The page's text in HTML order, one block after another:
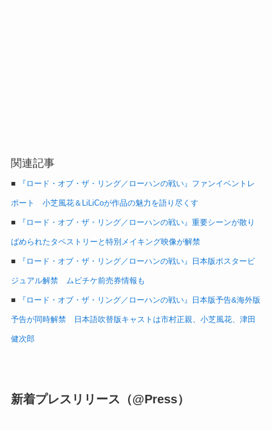
関連記事
■ 『ロード・オブ・ザ・リング／ローハンの戦い』ファンイベントレ
ポート 小芝風花＆LiLiCoが作品の魅力を語り尽くす
■ 『ロード・オブ・ザ・リング／ローハンの戦い』重要シーンが散り
ばめられたタペストリーと特別メイキング映像が解禁
■ 『ロード・オブ・ザ・リング／ローハンの戦い』日本版ポスタービ
ジュアル解禁 ムビチケ前売券情報も
■ 『ロード・オブ・ザ・リング／ローハンの戦い』日本版予告&海外版
予告が同時解禁 日本語吹替版キャストは市村正親、小芝風花、津田
健次郎
新着プレスリリース（@Press）